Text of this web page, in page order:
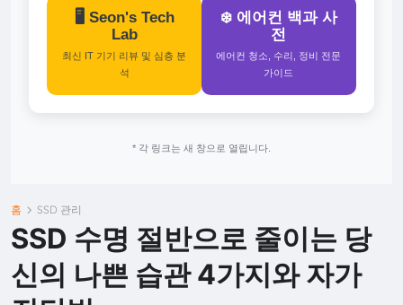
🖥️ Seon's Tech
Lab
최신 IT 기기 리뷰 및 심층 분
석
❄️ 에어컨 백과 사
전
에어컨 청소, 수리, 정비 전문
가이드
* 각 링크는 새 창으로 열립니다.
홈 SSD 관리
SSD 수명 절반으로 줄이는 당
신의 나쁜 습관 4가지와 자가